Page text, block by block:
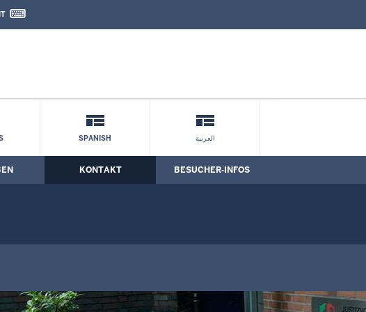
Kontakt
Kontaktformular
SPANISH العربية
KONTAKT BESUCHER-INFOS